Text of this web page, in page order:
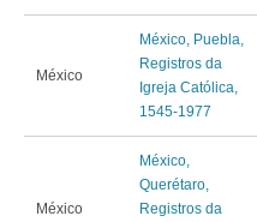
México
México, Puebla,
Registros da
Igreja Católica,
1545-1977
México
México,
Querétaro,
Registros da